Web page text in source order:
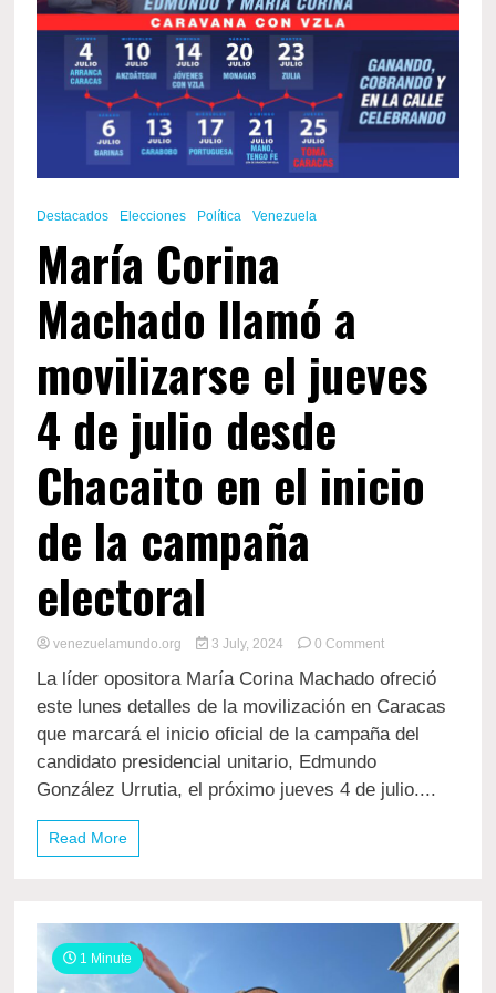
julio
con
varias
clave:
Destacados Elecciones Política Venezuela
María Corina
Machado llamó a
movilizarse el jueves
4 de julio desde
Chacaito en el inicio
de la campaña
electoral
venezuelamundo.org 3 July, 2024 0 Commenton
Corina
Machado
a
el
jueves
en
inicio
La líder opositora María Corina Machado ofreció
este lunes detalles de la movilización en Caracas
que marcará el inicio oficial de la campaña del
candidato presidencial unitario, Edmundo
González Urrutia, el próximo jueves 4 de julio....
Read More
1 Minute